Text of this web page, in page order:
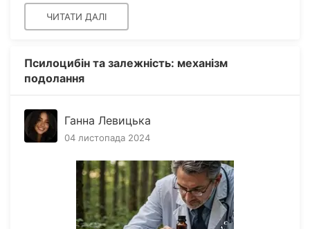
ЧИТАТИ ДАЛІ
Псилоцибін та залежність: механізм
подолання
Ганна Левицька
04 листопада 2024